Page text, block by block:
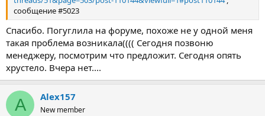
сообщение #5023
Спасибо. Погуглила на форуме, похоже не у одной меня
такая проблема возникала(((( Сегодня позвоню
менеджеру, посмотрим что предложит. Сегодня опять
хрустело. Вчера нет....
A Alex157
New member